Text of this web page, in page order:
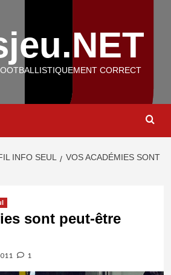
CORRECT
INFO SEUL
VOS ACADÉMIES SONT
sont peut-être
1